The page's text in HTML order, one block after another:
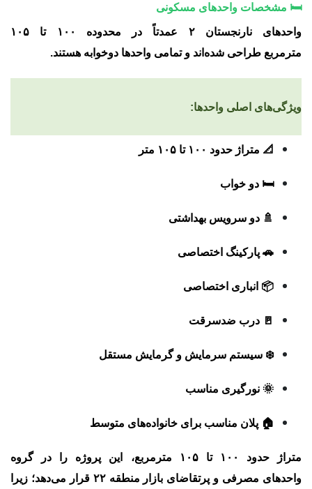
🛏️ مشخصات واحدهای مسکونی
واحدهای نارنجستان ۲ عمدتاً در محدوده
۱۰۰ تا ۱۰۵
مترمربع طراحی شده‌اند و تمامی واحدها دوخوابه هستند.
ویژگی‌های اصلی واحدها:
📐 متراژ حدود ۱۰۰ تا ۱۰۵ متر
🛏️ دو خواب
🚿 دو سرویس بهداشتی
🚗 پارکینگ اختصاصی
📦 انباری اختصاصی
🚪 درب ضدسرقت
❄️ سیستم سرمایش و گرمایش مستقل
🌞 نورگیری مناسب
🏠 پلان مناسب برای خانواده‌های متوسط
متراژ حدود ۱۰۰ تا ۱۰۵ مترمربع، این پروژه را در گروه
واحدهای مصرفی و پرتقاضای بازار منطقه ۲۲
قرار می‌دهد؛ زیرا